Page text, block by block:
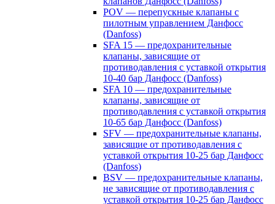
POV — перепускные клапаны с
пилотным управлением Данфосс
(Danfoss)
SFA 15 — предохранительные
клапаны, зависящие от
противодавления с уставкой открытия
10-40 бар Данфосс (Danfoss)
SFA 10 — предохранительные
клапаны, зависящие от
противодавления с уставкой открытия
10-65 бар Данфосс (Danfoss)
SFV — предохранительные клапаны,
зависящие от противодавления с
уставкой открытия 10-25 бар Данфосс
(Danfoss)
BSV — предохранительные клапаны,
не зависящие от противодавления с
уставкой открытия 10-25 бар Данфосс